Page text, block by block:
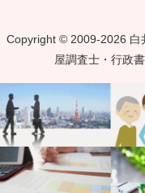
Copyright © 2009-2026 白
屋調査士・行政